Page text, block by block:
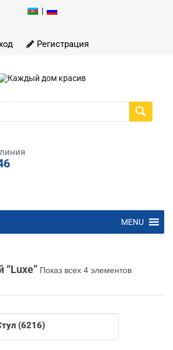
|
Регистрация
MENU
“Luxe” Показ всех 4 элементов
(6216)